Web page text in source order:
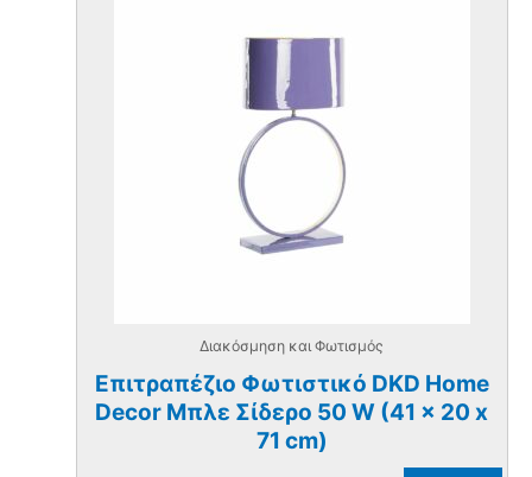
Διακόσμηση και Φωτισμός
Επιτραπέζιο Φωτιστικό DKD Home
Decor Μπλε Σίδερο 50 W (41 x 20 x
71 cm)